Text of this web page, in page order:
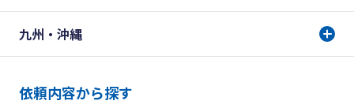
九州・沖縄
依頼内容から探す